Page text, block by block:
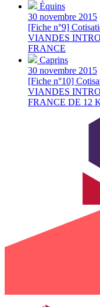
Équins
30 novembre 2015
[Fiche n°9]
VIANDES
FRANCE
Caprins
30 novembre 2015
[Fiche n°10]
VIANDES
FRANCE DE 12